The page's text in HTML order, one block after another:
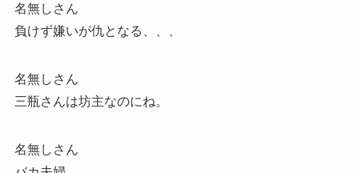
名無しさん
負けず嫌いが仇となる、、、
名無しさん
三瓶さんは坊主なのにね。
名無しさん